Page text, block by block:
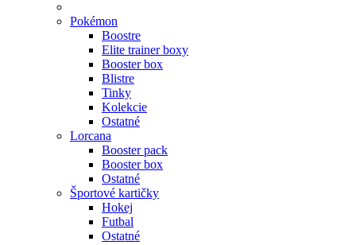
Pokémon
Boostre
Elite trainer boxy
Booster box
Blistre
Tinky
Kolekcie
Ostatné
Lorcana
Booster pack
Booster box
Ostatné
Športové kartičky
Hokej
Futbal
Ostatné